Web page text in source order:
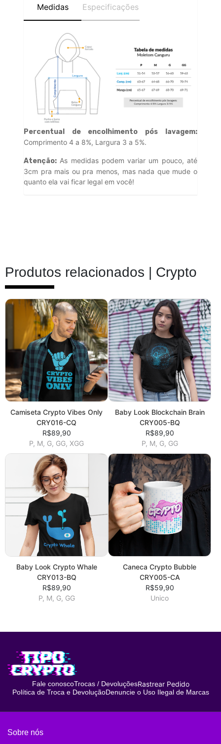
Medidas Especificações
Percentual de encolhimento pós lavagem:
Comprimento 4 a 8%, Largura 3 a 5%.
Atenção: As medidas podem variar um pouco, até
3cm pra mais ou pra menos, mas nada que mude o
quanto ela vai ficar legal em você!
Produtos relacionados | Crypto
Camiseta Crypto Vibes Only
CRY016-CQ
R$89,90
P, M, G, GG, XGG
Baby Look Blockchain Brain
CRY005-BQ
R$89,90
P, M, G, GG
Baby Look Crypto Whale
CRY013-BQ
R$89,90
P, M, G, GG
Caneca Crypto Bubble
CRY005-CA
R$59,90
Unico
Fale conoscoTrocas / DevoluçõesRastrear Pedido
Política de Troca e DevoluçãoDenuncie o Uso Ilegal de Marcas
Sobre nós